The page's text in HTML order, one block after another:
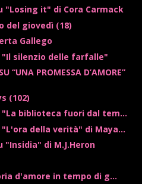
"Losing it" di Cora Carmack
del giovedì (18)
Gallego
silenzio delle farfalle"
“UNA PROMESSA D’AMORE”
(102)
biblioteca fuori dal tem...
della verità" di Maya...
"Insidia" di M.J.Heron
d'amore in tempo di g...